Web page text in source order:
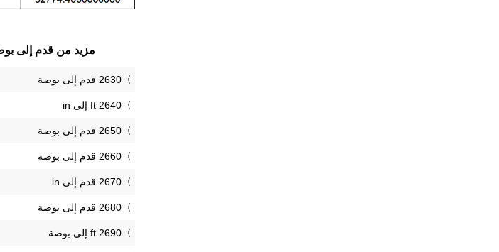
مزيد من قدم إلى
2630 قدم إلى بوصة
2640 ft إلى in
2650 قدم إلى بوصة
2660 قدم إلى بوصة
2670 قدم إلى in
2680 قدم إلى بوصة
2690 ft إلى بوصة